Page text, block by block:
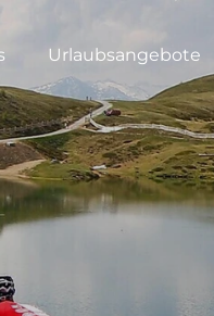
Urlaubsangebote